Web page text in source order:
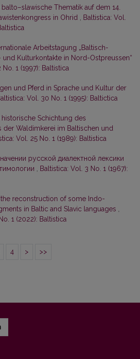
balto–slawische Thematik auf dem 14.
in Ohrid
Baltistica: Vol.
Arbeitstagung „Baltisch-
und Kulturkontakte in Nord-Ostpreussen“
1 (1997): Baltistica
und Pferd in Sprache und Kultur der
Vol. 30 No. 1 (1995): Baltictica
historische Schichtung des
der Waldimkerei im Baltischen und
Vol. 25 No. 1 (1989): Baltistica
русской диалектной лексики
Baltistica: Vol. 3 No. 1 (1967):
the reconstruction of some Indo-
in Baltic and Slavic languages
1 (2022): Baltistica
4 > >>